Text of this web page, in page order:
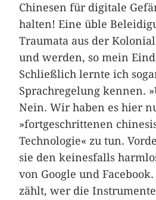
Chinesen für digitale
halten! Eine üble
Traumata aus der
und werden, so mein
Schließlich lernte ich
Sprachregelung kennen.
Nein. Wir haben es hier
»fortgeschrittenen
Technologie« zu tun.
sie den keinesfalls
von Google und
zählt, wer die